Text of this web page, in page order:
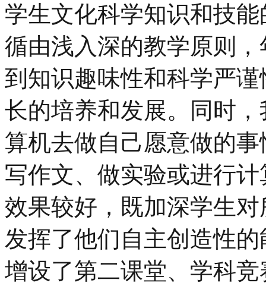
学生文化科学知识和技
循由浅入深的教学原则
到知识趣味性和科学严
长的培养和发展。同时
算机去做自己愿意做的
写作文、做实验或进行
效果较好，既加深学生
发挥了他们自主创造性
增设了第二课堂、学科